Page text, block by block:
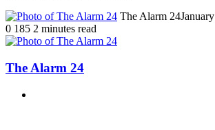
The Alarm 24
0 185 2 minutes read
The Alarm 24